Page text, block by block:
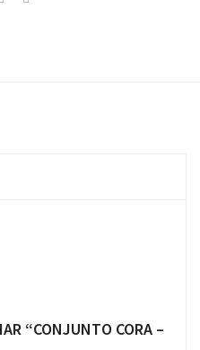
“CONJUNTO CORA –